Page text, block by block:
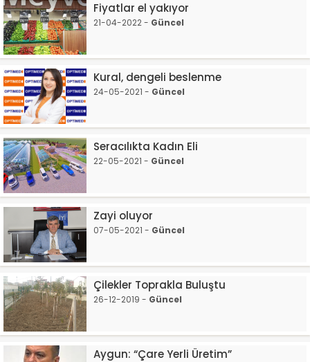
Fiyatlar el yakıyor
21-04-2022 - Güncel
Kural, dengeli beslenme
24-05-2021 - Güncel
Seracılıkta Kadın Eli
22-05-2021 - Güncel
Zayi oluyor
07-05-2021 - Güncel
Çilekler Toprakla Buluştu
26-12-2019 - Güncel
Aygun: “Çare Yerli Üretim”